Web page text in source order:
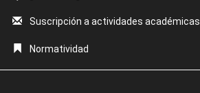
Suscripción a actividades académicas
Normatividad